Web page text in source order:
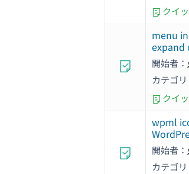
クイ
menu
expand
開始者：
カテゴリ
クイ
wpml
開始者：
カテゴリ